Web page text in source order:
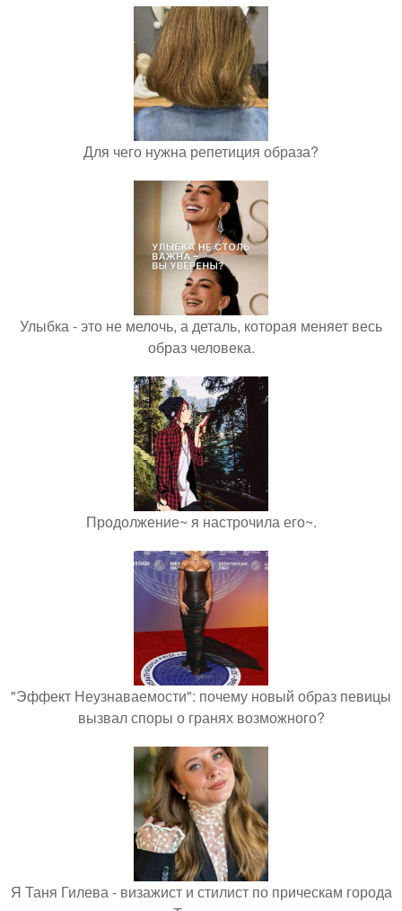
Для чего нужна репетиция образа?
Улыбка - это не мелочь, а деталь, которая меняет весь
образ человека.
Продолжение~ я настрочила его~.
"Эффект Неузнаваемости": почему новый образ певицы
вызвал споры о гранях возможного?
Я Таня Гилева - визажист и стилист по прическам города